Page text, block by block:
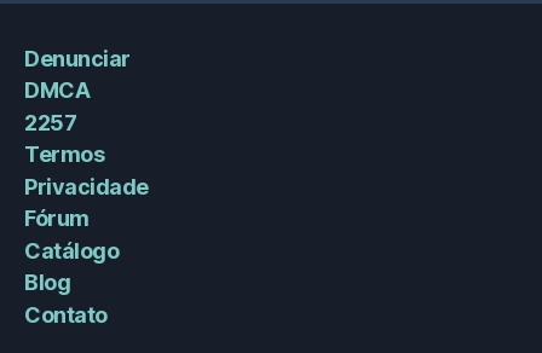
Denunciar
DMCA
2257
Termos
Privacidade
Fórum
Catálogo
Blog
Contato